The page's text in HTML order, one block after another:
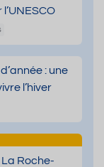
: une
l’hiver
Roche-